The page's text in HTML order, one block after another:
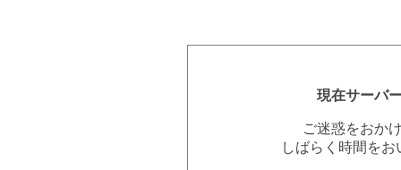
現在サーバ
ご迷惑をおか
しばらく時間を